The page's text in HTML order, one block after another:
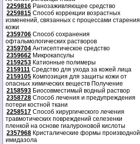
2259816 Ранозаживляющее средство
2259815 Способ коррекции возрастных
изменений, связанных с процессами старения
кожи
2359706 Способ сохранения
офтальмологических растворов
2359704 Антисептическое средство
2359662 Микрокапсулы
2159253 Катионные полимеры
2159111 Средство для ухода за кожей лица
2159105 Композиция для защиты кожи от
опасных химических веществ Получение
2158593 Биосовместимый водный раствор
2358728 Способ лечения и предупреждения
потери костной ткани
2258517 Способ хирургического лечения
травмотических повреждений селезенки
пленкой на основе гиалуроновой кислоты
2357968 Кристалические формы производной
имидазола